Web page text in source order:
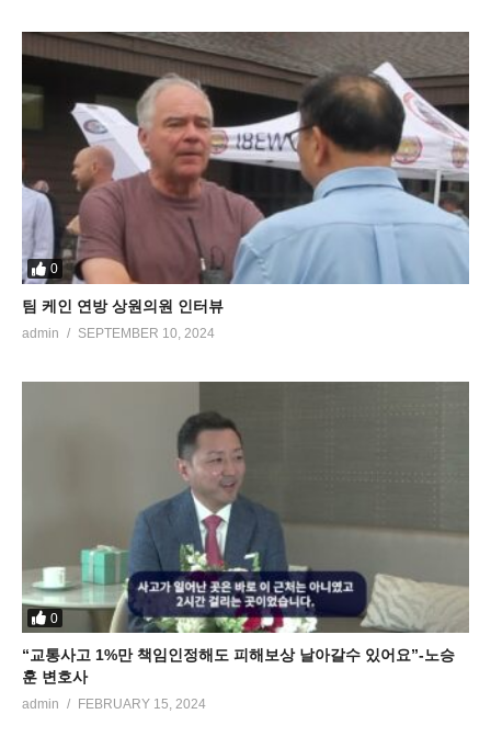
0
팀 케인 연방 상원의원 인터뷰
admin SEPTEMBER 10, 2024
0
“교통사고 1%만 책임인정해도 피해보상 날아갈수 있어요”-노승
훈 변호사
admin FEBRUARY 15, 2024